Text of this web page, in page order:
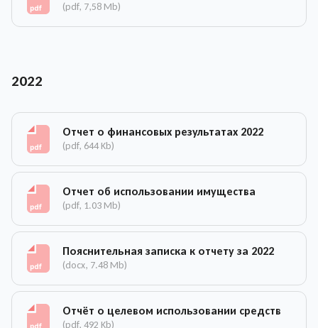
(pdf, 7,58 Mb)
2022
Отчет о финансовых результатах 2022
(pdf, 644 Kb)
Отчет об использовании имущества
(pdf, 1.03 Mb)
Пояснительная записка к отчету за 2022
(docx, 7.48 Mb)
Отчёт о целевом использовании средств
(pdf, 492 Kb)